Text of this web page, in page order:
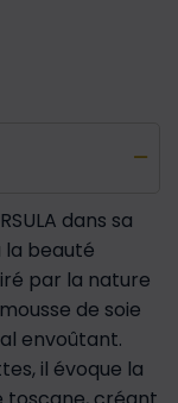
dans sa
la beauté
par la nature
de soie
envoûtant.
il évoque la